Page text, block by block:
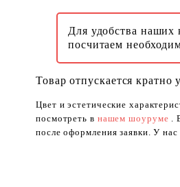
Для удобства наших
посчитаем
Товар отпускается
Цвет и эстетические
посмотреть в нашем шоуруме .
после оформления заявки. У